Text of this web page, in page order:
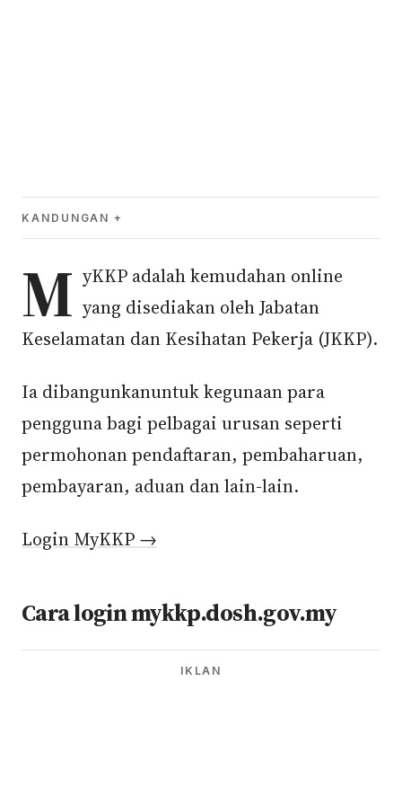
KANDUNGAN
M yKKP adalah kemudahan online
yang disediakan oleh Jabatan
Keselamatan dan Kesihatan Pekerja (JKKP).
Ia dibangunkanuntuk kegunaan para
pengguna bagi pelbagai urusan seperti
permohonan pendaftaran, pembaharuan,
pembayaran, aduan dan lain-lain.
Login MyKKP →
Cara login mykkp.dosh.gov.my
IKLAN